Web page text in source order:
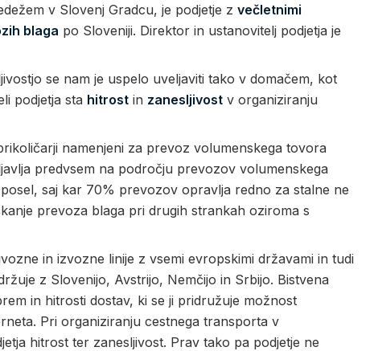
v Slovenj Gradcu, je podjetje z večletnimi
blaga po Sloveniji. Direktor in ustanovitelj podjetja je
se nam je uspelo uveljaviti tako v domačem, kot
podjetja sta hitrost in zanesljivost v organiziranju
namenjeni za prevoz volumenskega tovora
predvsem na področju prevozov volumenskega
saj kar 70% prevozov opravlja redno za stalne ne
prevoza blaga pri drugih strankah oziroma s
in izvozne linije z vsemi evropskimi državami in tudi
z Slovenijo, Avstrijo, Nemčijo in Srbijo. Bistvena
in hitrosti dostav, ki se ji pridružuje možnost
Pri organiziranju cestnega transporta v
hitrost ter zanesljivost. Prav tako pa podjetje ne